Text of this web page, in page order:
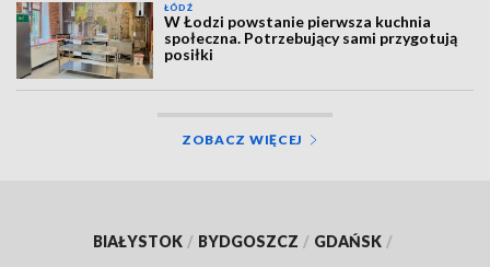
ŁÓDŹ
W Łodzi powstanie pierwsza kuchnia
społeczna. Potrzebujący sami przygotują
posiłki
ZOBACZ WIĘCEJ
BIAŁYSTOK / BYDGOSZCZ / GDAŃSK /